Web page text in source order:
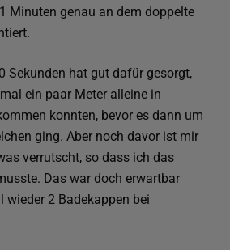
Minuten genau an dem doppelte
Sekunden hat gut dafür gesorgt,
ein paar Meter alleine in
konnten, bevor es dann um
ging. Aber noch davor ist mir
verrutscht, so dass ich das
Das war doch erwartbar
wieder 2 Badekappen bei